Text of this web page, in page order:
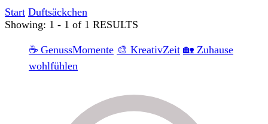
Start Duftsäckchen
Showing: 1 - 1 of 1 RESULTS
☕ GenussMomente 🎨 KreativZeit 🏡 Zuhause
wohlfühlen